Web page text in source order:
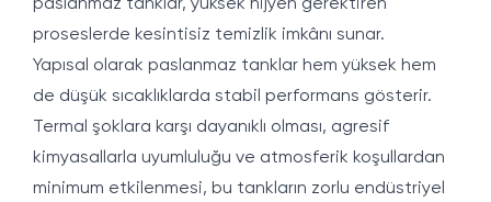
paslanmaz tanklar, yüksek hijyen gerektiren
proseslerde kesintisiz temizlik imkânı sunar.
Yapısal olarak paslanmaz tanklar hem yüksek hem
de düşük sıcaklıklarda stabil performans gösterir.
Termal şoklara karşı dayanıklı olması, agresif
kimyasallarla uyumluluğu ve atmosferik koşullardan
minimum etkilenmesi, bu tankların zorlu endüstriyel